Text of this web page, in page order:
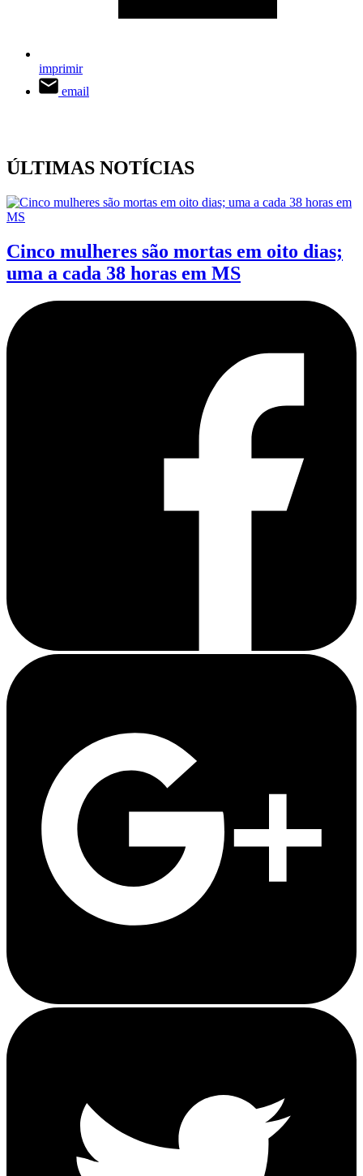
imprimir
email
ÚLTIMAS NOTÍCIAS
Cinco mulheres são mortas em oito dias;
uma a cada 38 horas em MS